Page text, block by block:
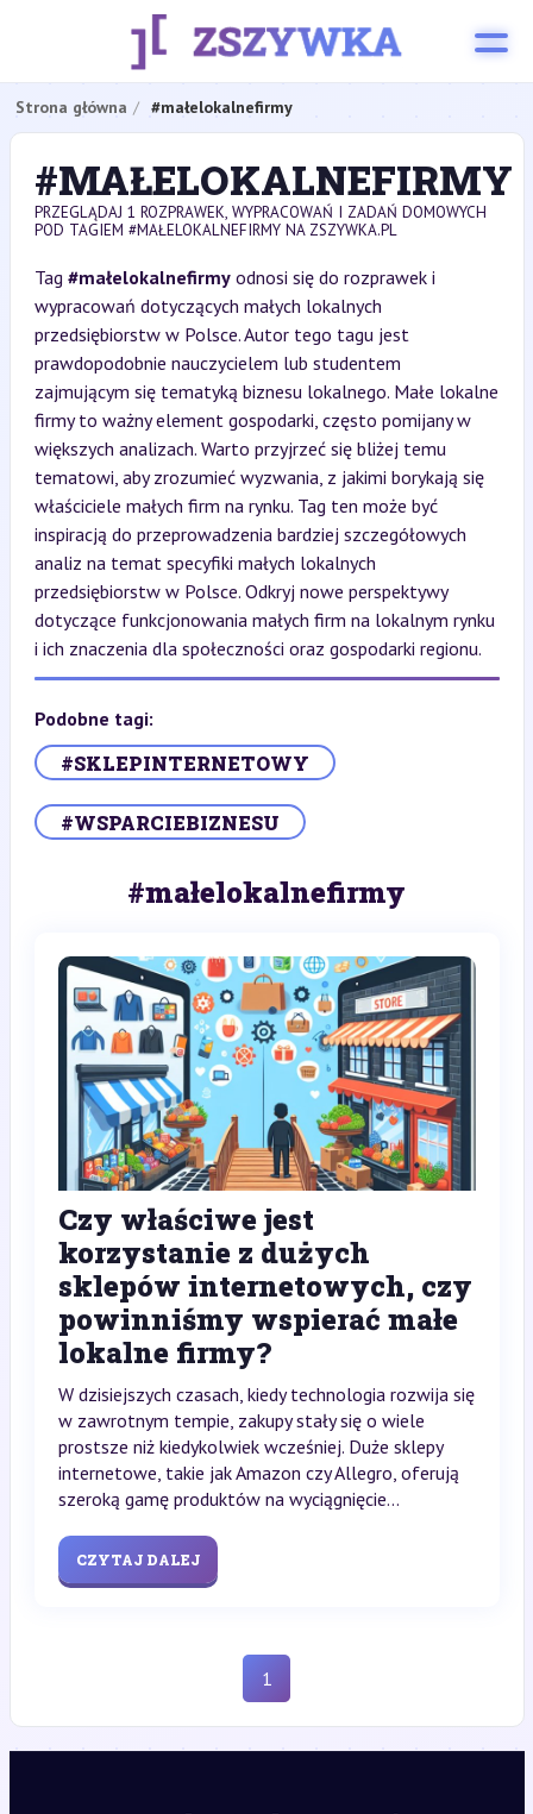
Strona główna #małelokalnefirmy
#MAŁELOKALNEFIRMY
PRZEGLĄDAJ 1 ROZPRAWEK, WYPRACOWAŃ I ZADAŃ DOMOWYCH
POD TAGIEM #MAŁELOKALNEFIRMY NA ZSZYWKA.PL
Tag #małelokalnefirmyodnosi się do rozprawek i
wypracowań dotyczących małych lokalnych
przedsiębiorstw w Polsce. Autor tego tagu jest
prawdopodobnie nauczycielem lub studentem
zajmującym się tematyką biznesu lokalnego. Małe lokalne
firmy to ważny element gospodarki, często pomijany w
większych analizach. Warto przyjrzeć się bliżej temu
tematowi, aby zrozumieć wyzwania, z jakimi borykają się
właściciele małych firm na rynku. Tag ten może być
inspiracją do przeprowadzenia bardziej szczegółowych
analiz na temat specyfiki małych lokalnych
przedsiębiorstw w Polsce. Odkryj nowe perspektywy
dotyczące funkcjonowania małych firm na lokalnym rynku
i ich znaczenia dla społeczności oraz gospodarki regionu.
Podobne tagi:
#SKLEPINTERNETOWY
#WSPARCIEBIZNESU
#małelokalnefirmy
Czy właściwe jest
korzystanie z dużych
sklepów internetowych, czy
powinniśmy wspierać małe
lokalne firmy?
W dzisiejszych czasach, kiedy technologia rozwija się
w zawrotnym tempie, zakupy stały się o wiele
prostsze niż kiedykolwiek wcześniej. Duże sklepy
internetowe, takie jak Amazon czy Allegro, oferują
szeroką gamę produktów na wyciągnięcie...
CZYTAJ DALEJ
1